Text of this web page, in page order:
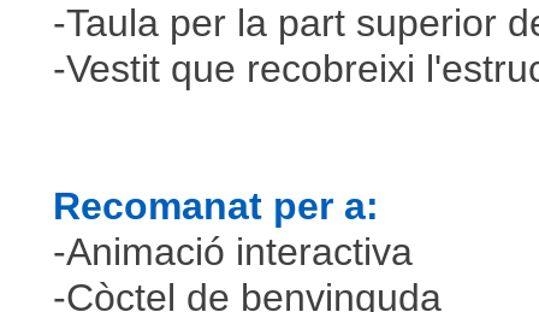
-Taula per la part superior
-Vestit que recobreixi
Recomanat per a:
-Animació interactiva
-Còctel de benvinguda